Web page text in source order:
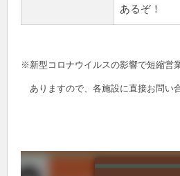
あるぞ！
※新型コロナウイルスの影響で短縮営
ありますので、各施設に直接お問い